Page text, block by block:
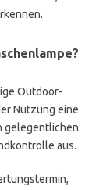
Outdoor-
Nutzung eine
gelegentlichen
aus.